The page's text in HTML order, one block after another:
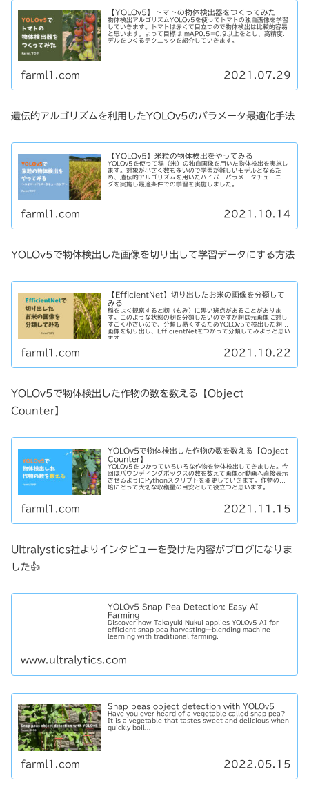
【YOLOv5】トマトの物体検出器をつくってみた
物体検出アルゴリズムYOLOv5を使ってトマトの独自画像を学習
していきます。トマトは赤くて目立つので物体検出は比較的容易
と思います。よって目標は mAP0.5=0.9以上をとし、高精度モ
デルをつくるテクニックを紹介していきます。
farml1.com 2021.07.29
遺伝的アルゴリズムを利用したYOLOv5のパラメータ最適化手法
【YOLOv5】米粒の物体検出をやってみる
YOLOv5を使って稲（米）の独自画像を用いた物体検出を実施し
ます。対象が小さく数も多いので学習が難しいモデルとなるた
め、遺伝的アルゴリズムを用いたハイパーパラメータチューニン
グを実施し最適条件での学習を実施しました。
farml1.com 2021.10.14
YOLOv5で物体検出した画像を切り出して学習データにする方法
【EfficientNet】切り出したお米の画像を分類して
みる
稲をよく観察すると籾（もみ）に黒い斑点があることがありま
す。このような状態の籾を分類したいのですが籾は元画像に対し
すごく小さいので、分類し易くするためYOLOv5で検出した籾の
画像を切り出し、EfficientNetをつかって分類してみようと思い
ます。
farml1.com 2021.10.22
YOLOv5で物体検出した作物の数を数える【Object
Counter】
YOLOv5で物体検出した作物の数を数える【Object
Counter】
YOLOv5をつかっていろいろな作物を物体検出してきました。今
回はバウンディングボックスの数を数えて画像or動画へ直接表示
させるようにPythonスクリプトを変更していきます。作物の栽
培にとって大切な収穫量の目安として役立つと思います。
farml1.com 2021.11.15
Ultralystics社よりインタビューを受けた内容がブログになりま
した👍
YOLOv5 Snap Pea Detection: Easy AI
Farming
Discover how Takayuki Nukui applies YOLOv5 AI for
efficient snap pea harvesting—blending machine
learning with traditional farming.
www.ultralytics.com
Snap peas object detection with YOLOv5
Have you ever heard of a vegetable called snap pea?
It is a vegetable that tastes sweet and delicious when
quickly boil...
farml1.com 2022.05.15